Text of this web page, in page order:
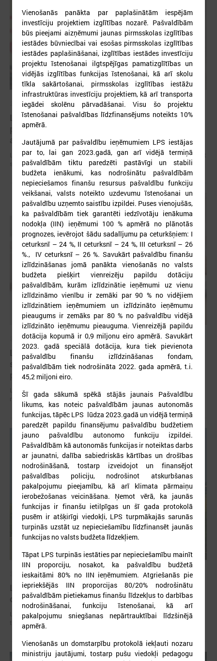
2026. gada 09. jūlijs
LPS: apreibinošu vielu ietekmē esošu bērnu
profilakses iestādi nedrīkst slēgt bez droša
alternatīva risinājuma
LPS: apreibinošu vielu ietekmē esošu bērnu profilakses iestādi nedrīkst
slēgt bez droša alternatīva risinājuma
2026. gada 07. jūlijs
LPS un Labklājības ministrija pārrunā DigiSoc
sadarbības līguma nosacījumus un datu
pārvaldību
LPS un Labklājības ministrija pārrunā DigiSoc sadarbības līguma
nosacījumus un datu pārvaldību
2026. gada 02. jūlijs
LPS iesaka likumā noteikt pašvaldības
organizētus sabiedriskā transporta pārvadājumus
LPS iesaka likumā noteikt pašvaldības organizētus sabiedriskā
transporta pārvadājumus
Vienošanās panākta par paplašinātām iespējām
investīciju projektiem izglītības nozarē. Pašvaldībām
būs pieejami aizņēmumi jaunas pirmsskolas izglītības
iestādes būvniecībai vai esošas pirmsskolas izglītības
iestādes paplašināšanai, izglītības iestādes investīciju
projektu īstenošanai ilgtspējīgas pamatizglītības un
vidējās izglītības funkcijas īstenošanai, kā arī skolu
tīkla sakārtošanai, pirmsskolas izglītības iestāžu
infrastruktūras investīciju projektiem, kā arī transporta
iegādei skolēnu pārvadāšanai. Visu šo projektu
īstenošanai pašvaldības līdzfinansējums noteikts 10%
apmērā.
Jautājumā par pašvaldību ieņēmumiem LPS iestājas
par to, lai gan 2023.gadā, gan arī vidējā termiņā
pašvaldībām tiktu paredzēti pastāvīgi un stabili
budžeta ienākumi, kas nodrošinātu pašvaldībām
nepieciešamos finanšu resursus pašvaldību funkciju
veikšanai, valsts noteikto uzdevumu īstenošanai un
pašvaldību uzņemto saistību izpildei. Puses vienojušās,
ka pašvaldībām tiek garantēti iedzīvotāju ienākuma
nodokļa (IIN) ieņēmumi 100 % apmērā no plānotās
prognozes, ievērojot šādu sadalījumu pa ceturkšņiem: I
ceturksnī – 24 %, II ceturksnī – 24 %, III ceturksnī – 26
%., IV ceturksnī – 26 %. Savukārt pašvaldību finanšu
izlīdzināšanas jomā panākta vienošanās no valsts
budžeta piešķirt vienreizēju papildu dotāciju
pašvaldībām, kurām izlīdzinātie ieņēmumi uz vienu
izlīdzināmo vienību ir zemāki par 90 % no vidējiem
izlīdzinātiem ieņēmumiem un izlīdzināto ieņēmumu
pieaugums ir zemāks par 80 % no pašvaldību vidējā
izlīdzināto ieņēmumu pieauguma. Vienreizējā papildu
dotācija kopumā ir 0,9 miljonu eiro apmērā. Savukārt
2023. gadā speciālā dotācija, kura tiek pievienota
pašvaldību finanšu izlīdzināšanas fondam,
pašvaldībām tiek nodrošināta 2022. gada apmērā, t.i.
45,2 miljoni eiro.
Šī gada sākumā spēkā stājās jaunais Pašvaldību
likums, kas noteic pašvaldībām jaunas autonomās
funkcijas, tāpēc LPS lūdza 2023.gadā un vidējā termiņā
paredzēt papildu finansējumu pašvaldību budžetiem
jauno pašvaldību autonomo funkciju izpildei.
Pašvaldībām kā autonomās funkcijas ir noteiktas darbs
ar jaunatni, dalība sabiedriskās kārtības un drošības
nodrošināšanā, tostarp izveidojot un finansējot
pašvaldības policiju, nodrošinot atskurbšanas
pakalpojumu pieejamību, kā arī klimata pārmaiņu
ierobežošanas veicināšana. Ņemot vērā, ka jaunās
funkcijas ir finanšu ietilpīgas un šī gada protokolā
pusēm ir atšķirīgi viedokļi, LPS turpmākajās sarunās
turpinās uzstāt uz nepieciešamību līdzfinansēt jaunās
funkcijas no valsts budžeta līdzekļiem.
Tāpat LPS turpinās iestāties par nepieciešamību mainīt
IIN proporciju, nosakot, ka pašvaldību budžetā
ieskaitāmi 80% no IIN ieņēmumiem. Atgriešanās pie
iepriekšējās IIN proporcijas 80/20% nodrošinātu
pašvaldībām pietiekamus finanšu līdzekļus to darbības
nodrošināšanai, funkciju īstenošanai, kā arī
pakalpojumu sniegšanas nepārtrauktībai līdzšinējā
apmērā.
Vienošanās un domstarpību protokolā iekļauti nozaru
ministriju jautājumi, tostarp pušu viedokļi pedagogu